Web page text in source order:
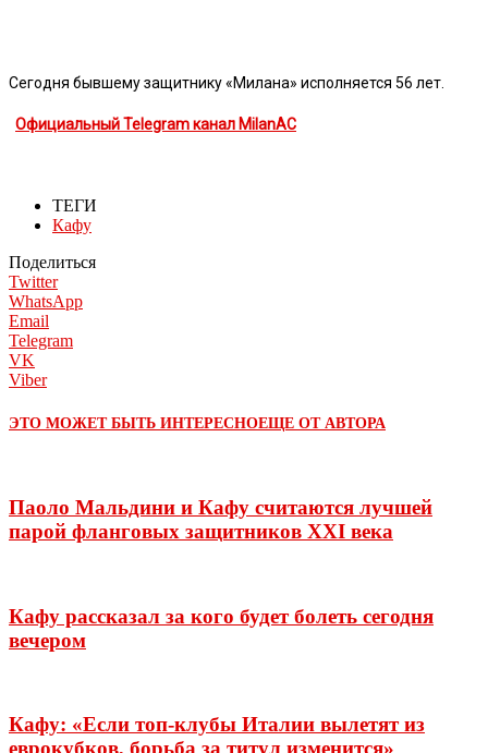
Сегодня бывшему защитнику «Милана» исполняется 56 лет.
Официальный Telegram канал MilanAC
ТЕГИ
Кафу
Поделиться
Twitter
WhatsApp
Email
Telegram
VK
Viber
ЭТО МОЖЕТ БЫТЬ ИНТЕРЕСНОЕЩЕ ОТ АВТОРА
Паоло Мальдини и Кафу считаются лучшей
парой фланговых защитников XXI века
Кафу рассказал за кого будет болеть сегодня
вечером
Кафу: «Если топ-клубы Италии вылетят из
еврокубков, борьба за титул изменится»